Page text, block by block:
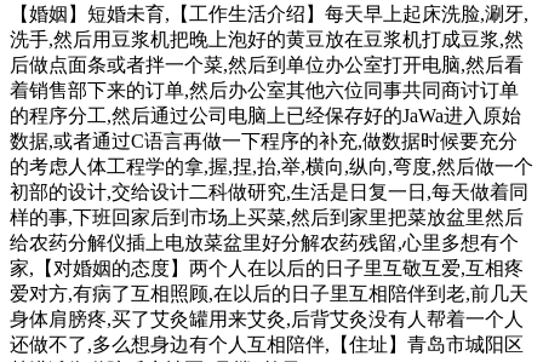
【婚姻】短婚未育,【工作生活介绍】每天早上起床洗脸,涮牙,
洗手,然后用豆浆机把晚上泡好的黄豆放在豆浆机打成豆浆,然
后做点面条或者拌一个菜,然后到单位办公室打开电脑,然后看
着销售部下来的订单,然后办公室其他六位同事共同商讨订单
的程序分工,然后通过公司电脑上已经保存好的JaWa进入原始
数据,或者通过C语言再做一下程序的补充,做数据时候要充分
的考虑人体工程学的拿,握,捏,抬,举,横向,纵向,弯度,然后做一个
初部的设计,交给设计二科做研究,生活是日复一日,每天做着同
样的事,下班回家后到市场上买菜,然后到家里把菜放盆里然后
给农药分解仪插上电放菜盆里好分解农药残留,心里多想有个
家,【对婚姻的态度】两个人在以后的日子里互敬互爱,互相疼
爱对方,有病了互相照顾,在以后的日子里互相陪伴到老,前几天
身体肩膀疼,买了艾灸罐用来艾灸,后背艾灸没有人帮着一个人
还做不了,多么想身边有个人互相陪伴,【住址】青岛市城阳区